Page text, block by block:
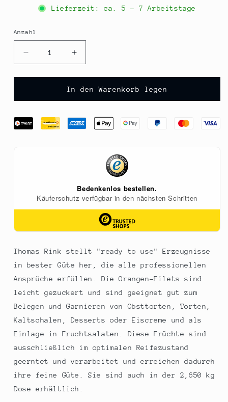
Lieferzeit: ca. 5 - 7 Arbeitstage
Anzahl
Anzahl
Verringere
die
Menge
Thomas
-
Orangen-
gezuckert,
Erhöhe
die
Menge
für
Thomas
-
Orangen-
kalibrierte
Segmente,
leicht
gezuckert,
In den Warenkorb legen
Thomas Rink stellt "ready to use" Erzeugnisse
in bester Güte her, die alle professionellen
Ansprüche erfüllen. Die Orangen-Filets sind
leicht gezuckert und sind geeignet gut zum
Belegen und Garnieren von Obsttorten, Torten,
Kaltschalen, Desserts oder Eiscreme und als
Einlage in Fruchtsalaten. Diese Früchte sind
ausschließlich im optimalen Reifezustand
geerntet und verarbeitet und erreichen dadurch
ihre feine Güte. Sie sind auch in der 2,650 kg
Dose erhältlich.